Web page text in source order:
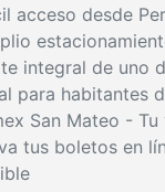
acceso desde
integral de uno
para habitantes
San Mateo -
tus boletos en